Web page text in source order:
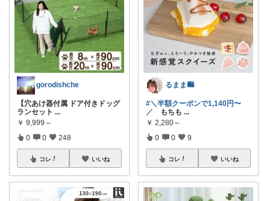
gorodishche
【穴あけ器付属 ドア付きドッグ
ランセット ...
￥ 9,999～
0 0 248
コレ いいね
るまま🛍️
#＼半額クーポンで1,140円〜
／ もちも ...
￥ 2,280～
0 0 9
コレ いいね